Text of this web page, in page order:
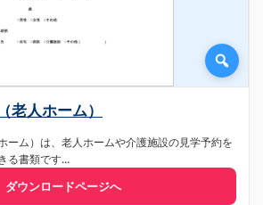
老人ホーム）
ーム）は、老人ホームや介護施設の見学予約を
る書類です...
ダウンロードページへ